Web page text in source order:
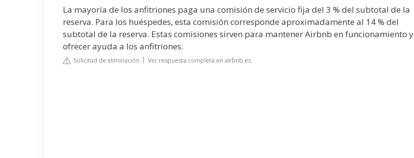
La mayoría de los anfitriones paga una comisión de servicio fija del 3 % del subtotal de la
reserva. Para los huéspedes, esta comisión corresponde aproximadamente al 14 % del
subtotal de la reserva. Estas comisiones sirven para mantener Airbnb en funcionamiento y
ofrecer ayuda a los anfitriones.
Solicitud de eliminación Ver respuesta completa en airbnb.es